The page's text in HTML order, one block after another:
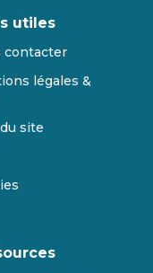
utiles
contacter
légales &
site